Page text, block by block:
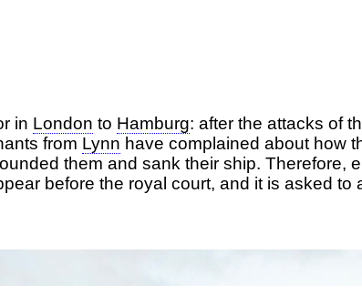
in London to Hamburg: after the attacks of
from Lynn have complained about how
them and sank their ship. Therefore,
before the royal court, and it is asked to